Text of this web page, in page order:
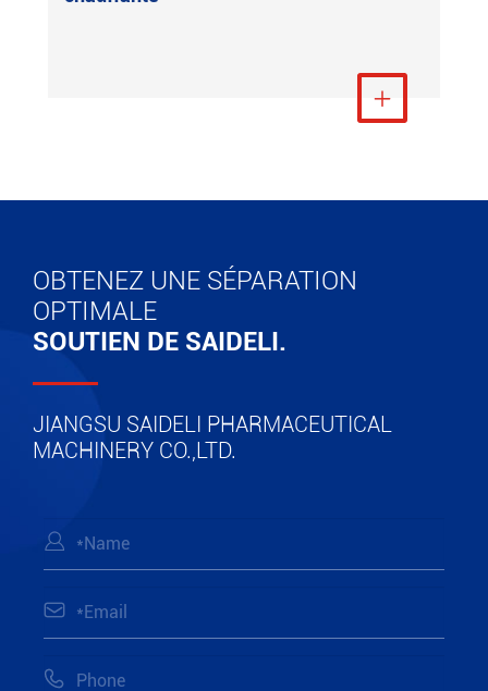
Voir plus

OBTENEZ UNE SÉPARATION
OPTIMALE
SOUTIEN DE SAIDELI.
JIANGSU SAIDELI PHARMACEUTICAL
MACHINERY CO.,LTD.


